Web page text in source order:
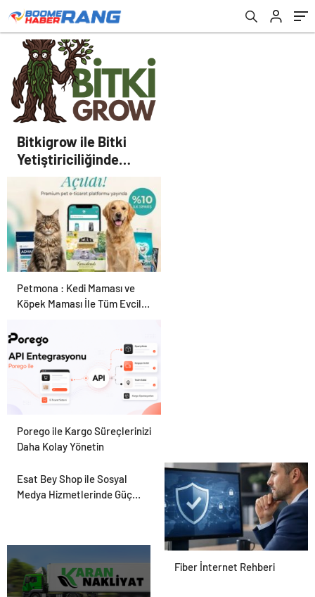
Bitkigrow ile Bitki
Yetiştiriciliğinde
Doğru Ekipman ve
Ürün Seçimi
Petmona : Kedi Maması ve
Köpek Maması İle Tüm Evcil
Porego ile Kargo Süreçlerinizi
Daha Kolay Yönetin
Esat Bey Shop ile Sosyal
Medya Hizmetlerinde Güçlü
Fiber İnternet Rehberi